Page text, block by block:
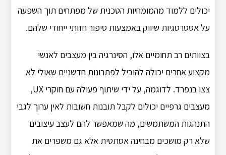
יכולים ללמוד מהמומחיות הטכנית של מפתחים תוך השפעה
על אסטרטגיות שיווק באמצעות סיפור חזותי ייחודי שלהם.
בצוותים רב תחומיים אלו, הסינרגיה בין מעצבים לאנשי
מקצוע אחרים יכולה להוביל לפתרונות חדשניים שאולי לא
צצו בנפרד. לדוגמה, על ידי שיתוף פעולה עם חוקרי UX,
מעצבים גרפיים יכולים לקבל תובנות חשובות לאין ערוך לגבי
התנהגות המשתמשים, מה שמאפשר להם לעצב עיצובים
שלא רק מושכים מבחינה אסתטית אלא גם משפרים את